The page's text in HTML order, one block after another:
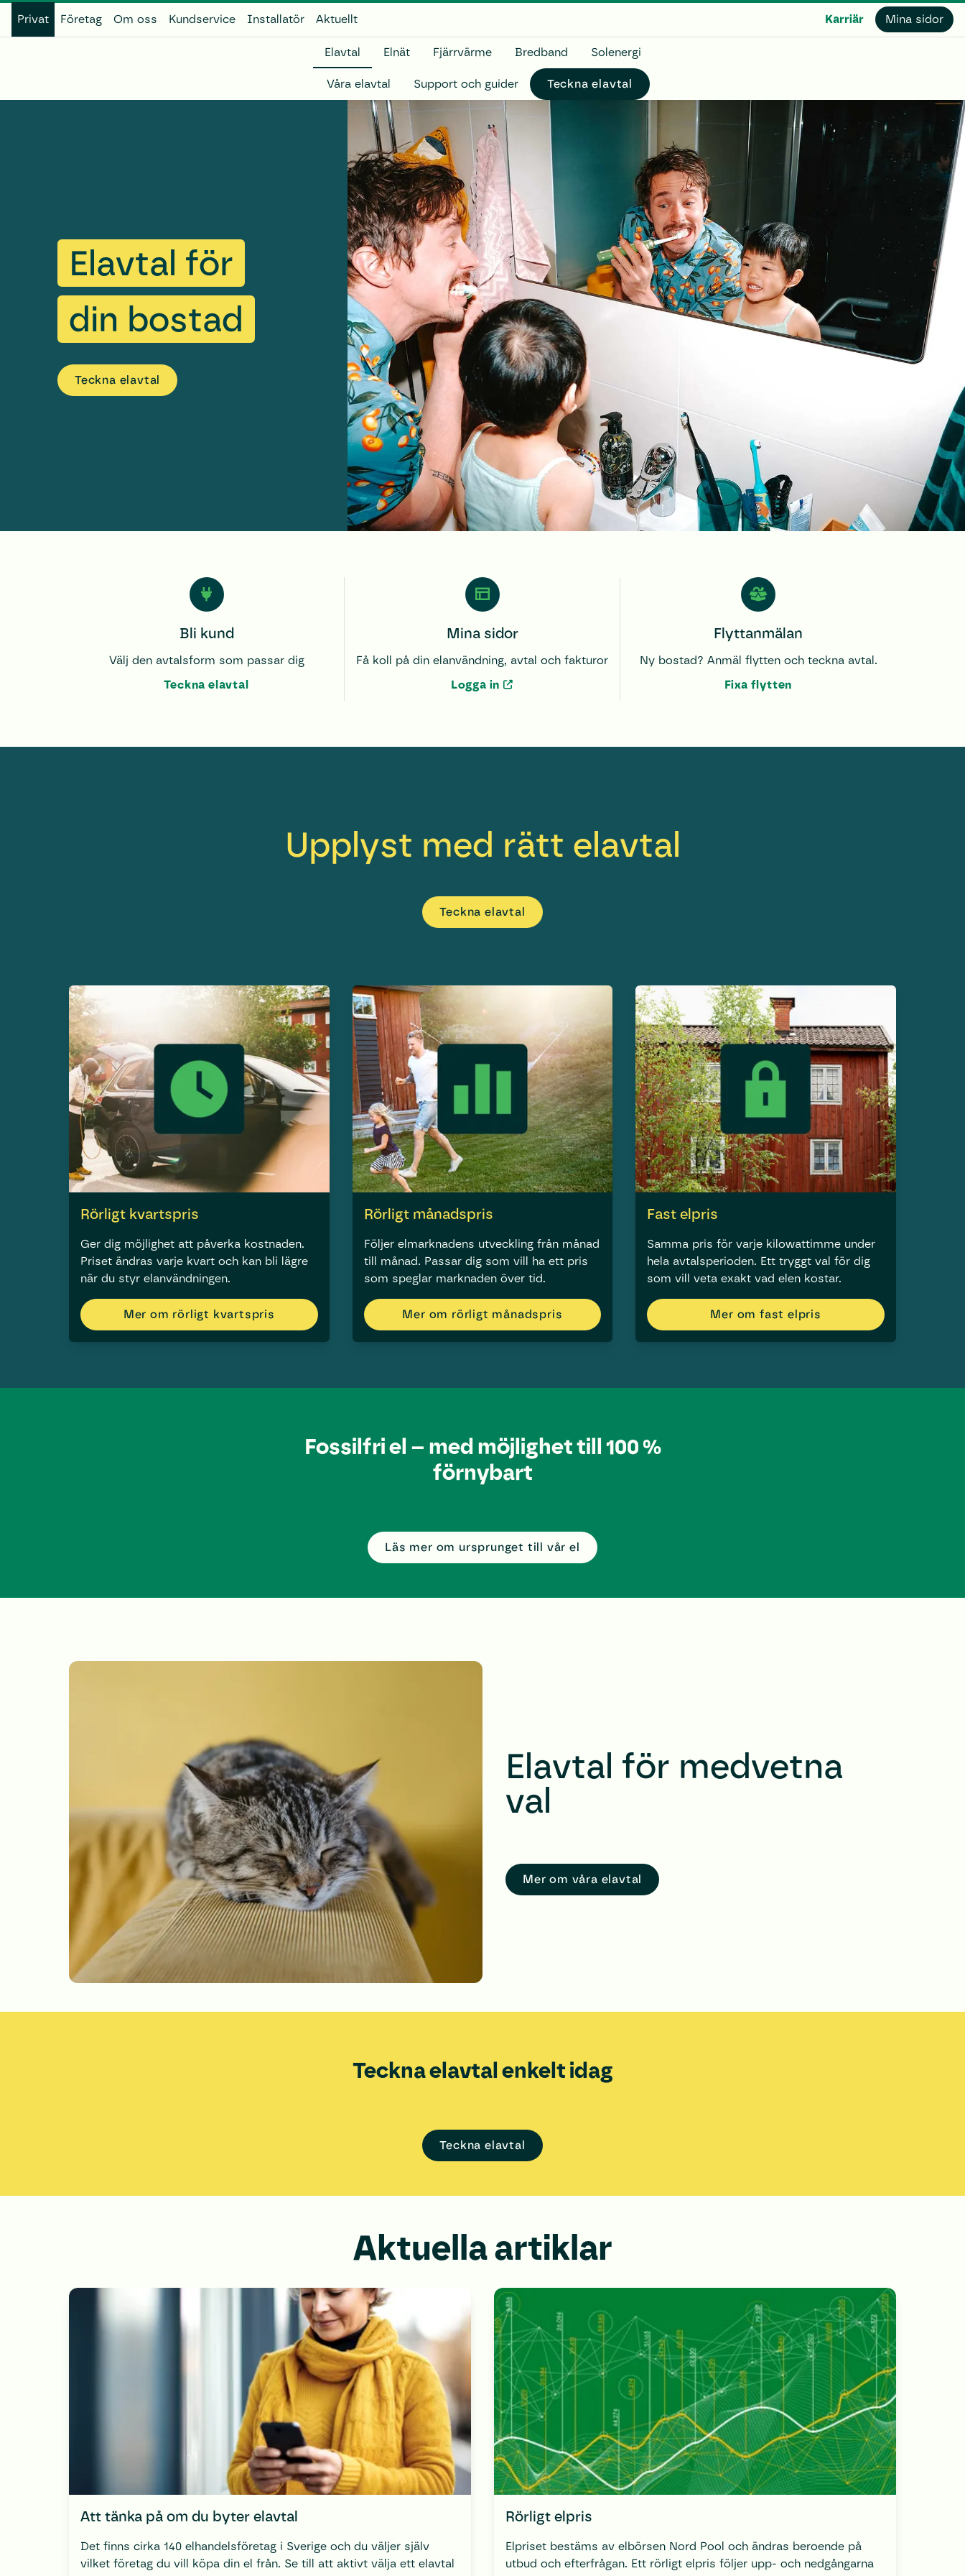
Privat Företag Om oss Kundservice Installatör Aktuellt Karriär Mina sidor
Elavtal Elnät Fjärrvärme Bredband Solenergi
Våra elavtal Support och guider Teckna el­avtal
Elavtal för
din bostad
Teckna el­avtal
Bli kund
Välj den avtalsform som passar dig
Teckna el­avtal
Mina sidor
Få koll på din elanvändning, avtal och fakturor
Logga in
Flyttanmälan
Ny bostad? Anmäl flytten och teckna avtal.
Fixa flytten
Upplyst med rätt elavtal
Teckna el­avtal
Rörligt kvartspris
Ger dig möjlighet att påverka kostnaden.
Priset ändras varje kvart och kan bli lägre
när du styr elanvändningen.
Mer om rörligt kvartspris
Rörligt månadspris
Följer elmarknadens utveckling från månad
till månad. Passar dig som vill ha ett pris
som speglar marknaden över tid.
Mer om rörligt månadspris
Fast elpris
Samma pris för varje kilowattimme under
hela avtalsperioden. Ett tryggt val för dig
som vill veta exakt vad elen kostar.
Mer om fast elpris
Fossilfri el – med möjlighet till 100 %
förnybart
Läs mer om ursprunget till vår el
Elavtal för medvetna
val
Mer om våra el­avtal
Teckna elavtal enkelt idag
Teckna el­avtal
Aktuella artiklar
Att tänka på om du byter el­avtal
Det finns cirka 140 elhandelsföretag i Sverige och du väljer själv
vilket företag du vill köpa din el från. Se till att aktivt välja ett elavtal
Rörligt elpris
Elpriset bestäms av elbörsen Nord Pool och ändras beroende på
utbud och efterfrågan. Ett rörligt elpris följer upp- och nedgångarna